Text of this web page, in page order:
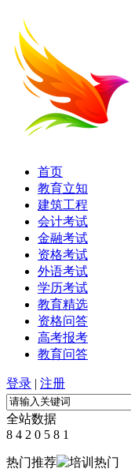
首页
教育立知
建筑工程
会计考试
金融考试
资格考试
外语考试
学历考试
教育精选
资格问答
高考报考
教育问答
登录 | 注册
全站数据
8 4 2 0 5 8 1
热门推荐